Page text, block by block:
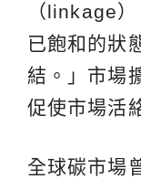
（linkage
已飽和的狀
結。」市場
促使市場活
全球碳市場